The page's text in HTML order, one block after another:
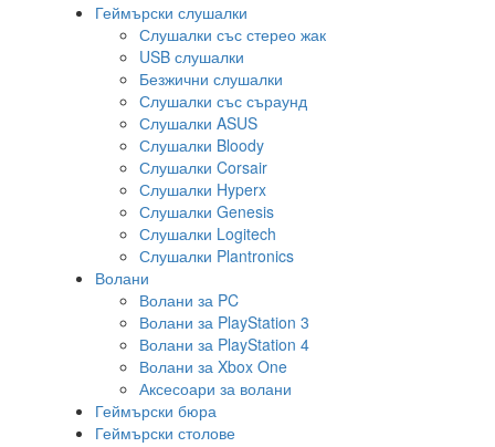
Геймърски слушалки
Слушалки със стерео жак
USB слушалки
Безжични слушалки
Слушалки със съраунд
Слушалки ASUS
Слушалки Bloody
Слушалки Corsair
Слушалки Hyperx
Слушалки Genesis
Слушалки Logitech
Слушалки Plantronics
Волани
Волани за PC
Волани за PlayStation 3
Волани за PlayStation 4
Волани за Xbox One
Аксесоари за волани
Геймърски бюра
Геймърски столове